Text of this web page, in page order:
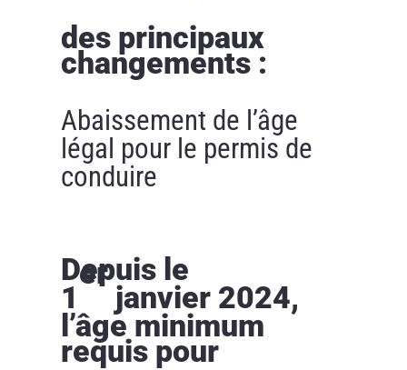
des principaux
changements :
Abaissement de l’âge
légal pour le permis de
conduire
Depuis le
1
er
janvier 2024,
l’âge minimum
requis pour